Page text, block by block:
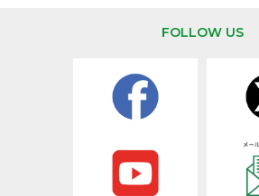
FOLLOW US